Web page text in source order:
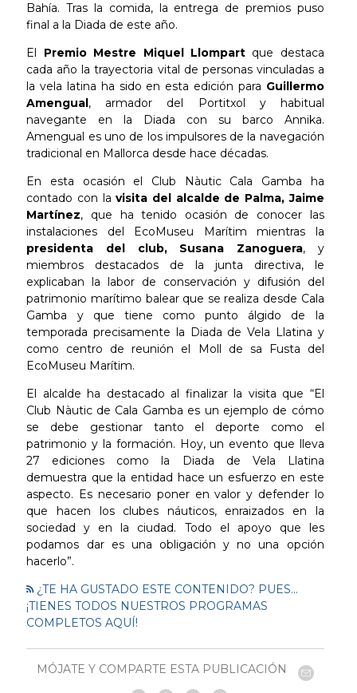
Bahía. Tras la comida, la entrega de premios puso
final a la Diada de este año.
El Premio Mestre Miquel Llompartque destaca
cada año la trayectoria vital de personas vinculadas a
la vela latina ha sido en esta edición para Guillermo
Amengual, armador del Portitxol y habitual
navegante en la Diada con su barco Annika.
Amengual es uno de los impulsores de la navegación
tradicional en Mallorca desde hace décadas.
En esta ocasión el Club Nàutic Cala Gamba ha
contado con lavisita del alcalde de Palma, Jaime
Martínez, que ha tenido ocasión de conocer las
instalaciones del EcoMuseu Marítim mientras la
presidenta del club, Susana Zanoguera, y
miembros destacados de la junta directiva, le
explicaban la labor de conservación y difusión del
patrimonio marítimo balear que se realiza desde Cala
Gamba y que tiene como punto álgido de la
temporada precisamente la Diada de Vela Llatina y
como centro de reunión el Moll de sa Fusta del
EcoMuseu Marítim.
El alcalde ha destacado al finalizar la visita que “El
Club Nàutic de Cala Gamba es un ejemplo de cómo
se debe gestionar tanto el deporte como el
patrimonio y la formación. Hoy, un evento que lleva
27 ediciones como la Diada de Vela Llatina
demuestra que la entidad hace un esfuerzo en este
aspecto. Es necesario poner en valor y defender lo
que hacen los clubes náuticos, enraizados en la
sociedad y en la ciudad. Todo el apoyo que les
podamos dar es una obligación y no una opción
hacerlo”.
¿TE HA GUSTADO ESTE CONTENIDO? PUES...
¡TIENES TODOS NUESTROS PROGRAMAS
COMPLETOS AQUÍ!
MÓJATE Y COMPARTE ESTA PUBLICACIÓN